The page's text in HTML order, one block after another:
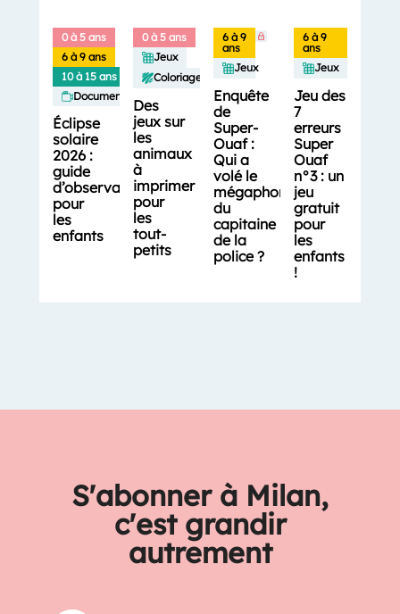
0 à 5 ans
6 à 9 ans
10 à 15 ans
Documentaires
Éclipse
solaire
2026 :
guide
d’observation
pour
les
enfants
0 à 5 ans
Jeux
Coloriages
Des
jeux sur
les
animaux
à
imprimer
pour
les
tout-
petits
6 à 9
ans
Jeux
Enquête
de
Super-
Ouaf :
Qui a
volé le
mégaphone
du
capitaine
de la
police ?
6 à 9
ans
Jeux
Jeu des
7
erreurs
Super
Ouaf
n°3 : un
jeu
gratuit
pour
les
enfants
!
S'abonner à Milan,
c'est grandir
autrement